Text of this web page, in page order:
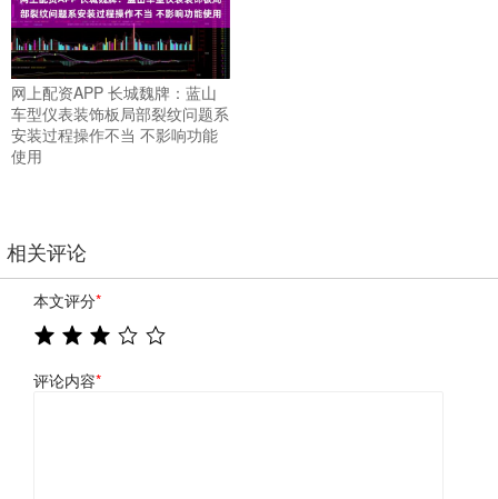
网上配资APP 长城魏牌：蓝山
车型仪表装饰板局部裂纹问题系
安装过程操作不当 不影响功能
使用
相关评论
本文评分*
评论内容*